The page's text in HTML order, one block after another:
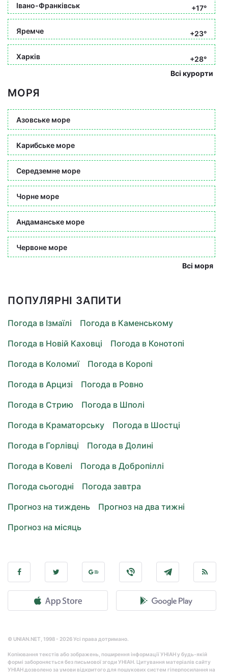
Івано-Франківськ +17°
Яремче +23°
Харків
+28°
Всі курорти
МОРЯ
Азовське море
Карибське море
Середземне море
Чорне море
Андаманське море
Червоне море
Всі моря
ПОПУЛЯРНІ ЗАПИТИ
Погода в Ізмаїлі
Погода в Каменському
Погода в Новій Каховці
Погода в Конотопі
Погода в Коломиї
Погода в Коропі
Погода в Арцизі
Погода в Ровно
Погода в Стрию
Погода в Шполі
Погода в Краматорську
Погода в Шостці
Погода в Горлівці
Погода в Долині
Погода в Ковелі
Погода в Добропіллі
Погода сьогодні
Погода завтра
Прогноз на тиждень
Прогноз на два тижні
Прогноз на місяць
© UNIAN.NET, 1998 - 2026 Усі права дотримано.
Копіювання текстів або зображень, поширення інформації УНІАН у будь-якій
формі забороняється без письмової згоди УНІАН. Цитування матеріалів сайту
УНІАН дозволено за умови відкритого для пошукових систем гіперпосилання на